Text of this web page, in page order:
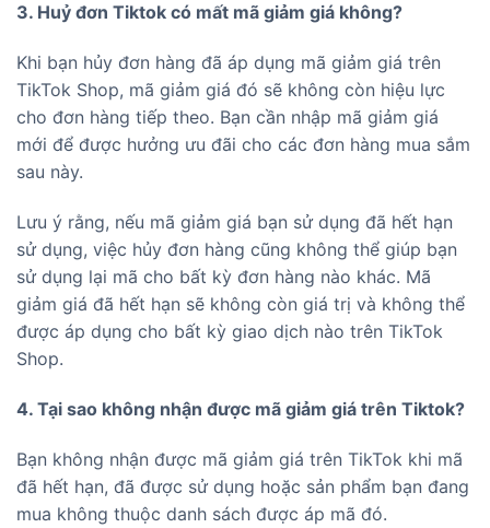
3. Huỷ đơn Tiktok có mất mã giảm giá không?
Khi bạn hủy đơn hàng đã áp dụng mã giảm giá trên
TikTok Shop, mã giảm giá đó sẽ không còn hiệu lực
cho đơn hàng tiếp theo. Bạn cần nhập mã giảm giá
mới để được hưởng ưu đãi cho các đơn hàng mua sắm
sau này.
Lưu ý rằng, nếu mã giảm giá bạn sử dụng đã hết hạn
sử dụng, việc hủy đơn hàng cũng không thể giúp bạn
sử dụng lại mã cho bất kỳ đơn hàng nào khác. Mã
giảm giá đã hết hạn sẽ không còn giá trị và không thể
được áp dụng cho bất kỳ giao dịch nào trên TikTok
Shop.
4. Tại sao không nhận được mã giảm giá trên Tiktok?
Bạn không nhận được mã giảm giá trên TikTok khi mã
đã hết hạn, đã được sử dụng hoặc sản phẩm bạn đang
mua không thuộc danh sách được áp mã đó.